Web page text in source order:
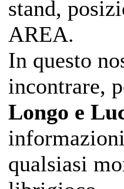
stand,
AREA.
In questo
incontrare,
Longo e
qualsiasi